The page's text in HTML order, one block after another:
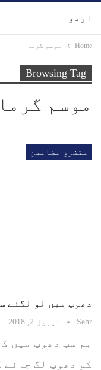
اردو
Home موسم گرما
Browsing Tag
موسم گرما
متفرق مضامین
دھوپ میں لو لگنے
Sehr اپریل 2, 2018
ہم سب دھوپ میں
کو دھوپ لگ جانے